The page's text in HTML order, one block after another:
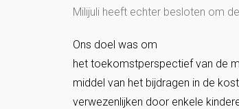
Milijuli heeft echter besloten om
Ons doel was om
het toekomstperspectief van de
middel van het bijdragen in de
verwezenlijken door enkele